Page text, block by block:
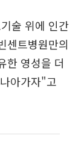
술 위에 인간
센트병원만의
한 영성을 더
아가자"고